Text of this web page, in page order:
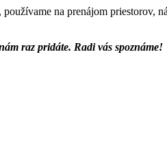
na prenájom priestorov,
raz pridáte. Radi vás spoznáme!